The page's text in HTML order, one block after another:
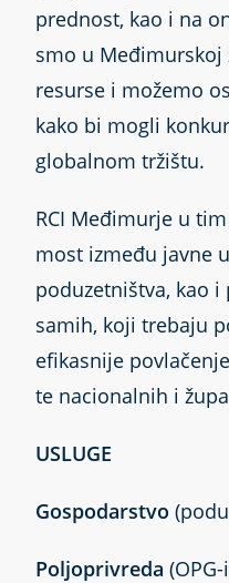
prednost, kao i na
smo u
resurse i možemo
kako bi mogli
globalnom tržištu.
RCI Međimurje u
most između javne
poduzetništva, kao
samih, koji trebaju
efikasnije
te nacionalnih i
USLUGE
Gospodarstvo
Poljoprivreda